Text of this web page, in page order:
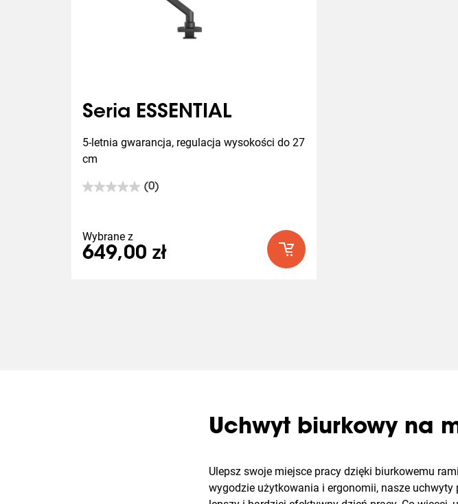
Seria ESSENTIAL
5-letnia gwarancja, regulacja wysokości do 27
cm
(0)
0.0
gwiazdek.
Wybrane z
649,00 zł
Uchwyt biurkowy na
Ulepsz swoje miejsce pracy dzięki biurkowemu
wygodzie użytkowania i ergonomii, nasze